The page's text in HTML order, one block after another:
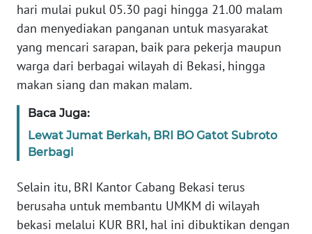
hari mulai pukul 05.30 pagi hingga 21.00 malam
dan menyediakan panganan untuk masyarakat
yang mencari sarapan, baik para pekerja maupun
warga dari berbagai wilayah di Bekasi, hingga
makan siang dan makan malam.
Baca Juga:
Lewat Jumat Berkah, BRI BO Gatot Subroto
Berbagi
Selain itu, BRI Kantor Cabang Bekasi terus
berusaha untuk membantu UMKM di wilayah
bekasi melalui KUR BRI, hal ini dibuktikan dengan
SULTENG
WN
WN
BABEL
WN
SUMBAR